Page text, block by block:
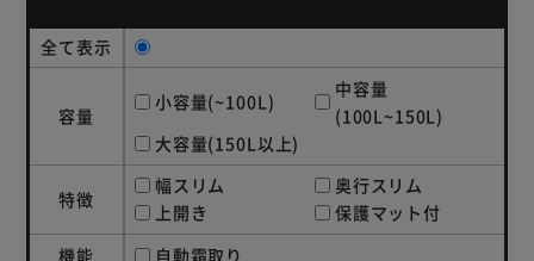
全て表示
容量
小容量(~100L)
中容量
(100L~150L)
大容量(150L以上)
特徴
幅スリム
奥行スリム
上開き
保護マット付
機能
自動霜取り